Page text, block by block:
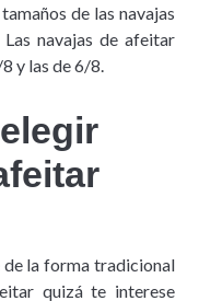
de las navajas
navajas de afeitar
y las de 6/8.
la forma tradicional
quizá te interese